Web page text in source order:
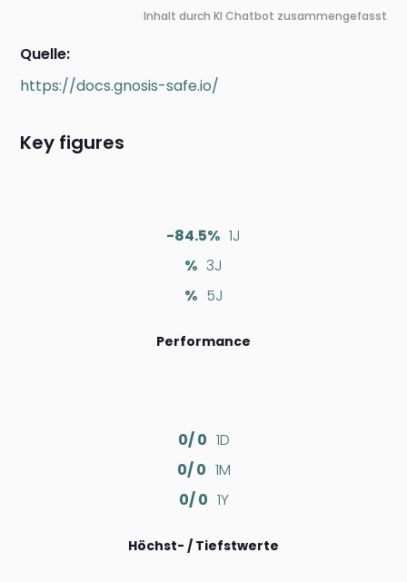
Inhalt durch KI Chatbot zusammengefasst
Quelle:
https://docs.gnosis-safe.io/
Key figures
-84.5% 1J
% 3J
% 5J
Performance
0/ 0 1D
0/ 0 1M
0/ 0 1Y
Höchst- / Tiefstwerte